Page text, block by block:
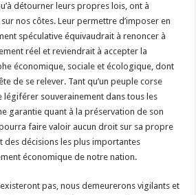
détourner leurs propres lois, ont à
nos côtes. Leur permettre d’imposer en
spéculative équivaudrait à renoncer à
réel et reviendrait à accepter la
économique, sociale et écologique, dont
de se relever. Tant qu’un peuple corse
légiférer souverainement dans tous les
garantie quant à la préservation de son
faire valoir aucun droit sur sa propre
des décisions les plus importantes
économique de notre nation.
pas, nous demeurerons vigilants et